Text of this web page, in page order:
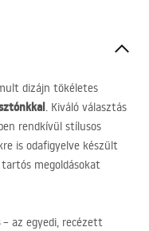
dizájn tökéletes
. Kiváló választás
rendkívül stílusos
is odafigyelve készült
megoldásokat
– az egyedi, recézett